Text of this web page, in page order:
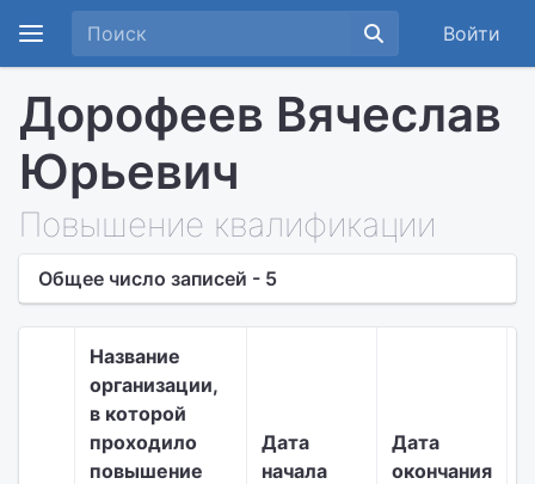
Войти
Дорофеев Вячеслав
Юрьевич
Повышение квалификации
Общее число записей - 5
Название
организации,
в которой
проходило
повышение
Дата
начала
Дата
окончания